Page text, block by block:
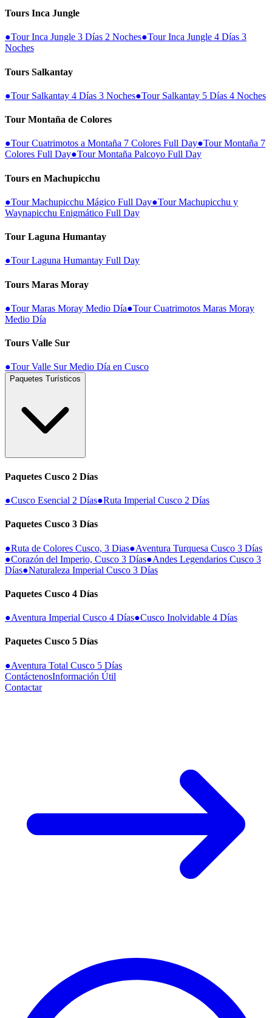
Tours Inca Jungle
●Tour Inca Jungle 3 Días 2 Noches●Tour Inca Jungle 4 Días 3
Noches
Tours Salkantay
●Tour Salkantay 4 Días 3 Noches●Tour Salkantay 5 Días 4 Noches
Tour Montaña de Colores
●Tour Cuatrimotos a Montaña 7 Colores Full Day●Tour Montaña 7
Colores Full Day●Tour Montaña Palcoyo Full Day
Tours en Machupicchu
●Tour Machupicchu Mágico Full Day●Tour Machupicchu y
Waynapicchu Enigmático Full Day
Tour Laguna Humantay
●Tour Laguna Humantay Full Day
Tours Maras Moray
●Tour Maras Moray Medio Día●Tour Cuatrimotos Maras Moray
Medio Día
Tours Valle Sur
●Tour Valle Sur Medio Día en Cusco
Paquetes Turísticos
Paquetes Cusco 2 Días
●Cusco Esencial 2 Días●Ruta Imperial Cusco 2 Días
Paquetes Cusco 3 Días
●Ruta de Colores Cusco, 3 Dias●Aventura Turquesa Cusco 3 Días
●Corazón del Imperio, Cusco 3 Días●Andes Legendarios Cusco 3
Días●Naturaleza Imperial Cusco 3 Días
Paquetes Cusco 4 Días
●Aventura Imperial Cusco 4 Días●Cusco Inolvidable 4 Días
Paquetes Cusco 5 Días
●Aventura Total Cusco 5 Días
ContáctenosInformación Útil
Contactar